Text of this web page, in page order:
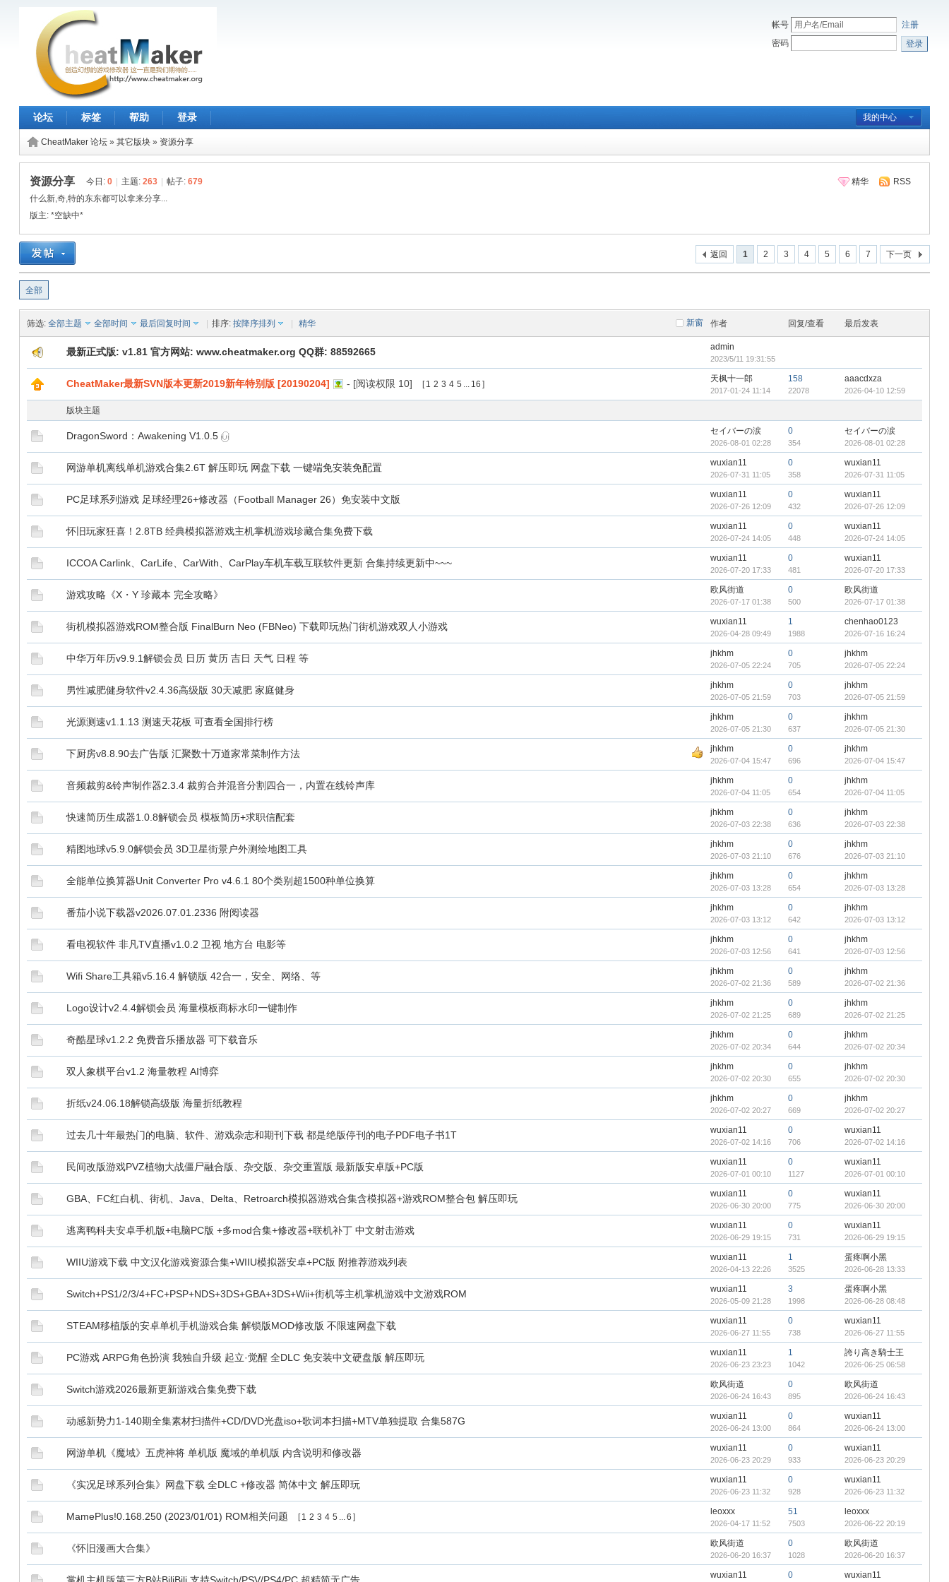
帐号
注册
密码
登录
我的中心
论坛 标签 帮助 登录
CheatMaker 论坛» 其它版块» 资源分享
精华 RSS
资源分享 今日: 0 主题: 263 帖子: 679
什么新,奇,特的东东都可以拿来分享...
版主: *空缺中*
返回 1 2 3 4 5 6 7 下一页
全部
新窗
筛选: 全部主题 全部时间 最后回复时间 排序: 按降序排列 精华 作者 回复/查看 最后发表
最新正式版: v1.81 官方网站: www.cheatmaker.org QQ群: 88592665 admin
2023/5/11 19:31:55
CheatMaker最新SVN版本更新2019新年特别版 [20190204] - [阅读权限 10] [ 1 2 3 4 5 ... 16 ]
天枫十一郎
2017-01-24 11:14
158
22078
aaacdxza
2026-04-10 12:59
版块主题
DragonSword：Awakening V1.0.5 セイバーの涙
2026-08-01 02:28
0
354
セイバーの涙
2026-08-01 02:28
网游单机离线单机游戏合集2.6T 解压即玩 网盘下载 一键端免安装免配置 wuxian11
2026-07-31 11:05
0
358
wuxian11
2026-07-31 11:05
PC足球系列游戏 足球经理26+修改器（Football Manager 26）免安装中文版 wuxian11
2026-07-26 12:09
0
432
wuxian11
2026-07-26 12:09
怀旧玩家狂喜！2.8TB 经典模拟器游戏主机掌机游戏珍藏合集免费下载 wuxian11
2026-07-24 14:05
0
448
wuxian11
2026-07-24 14:05
ICCOA Carlink、CarLife、CarWith、CarPlay车机车载互联软件更新 合集持续更新中~~~ wuxian11
2026-07-20 17:33
0
481
wuxian11
2026-07-20 17:33
游戏攻略《X・Y 珍藏本 完全攻略》 欧风街道
2026-07-17 01:38
0
500
欧风街道
2026-07-17 01:38
街机模拟器游戏ROM整合版 FinalBurn Neo (FBNeo) 下载即玩热门街机游戏双人小游戏 wuxian11
2026-04-28 09:49
1
1988
chenhao0123
2026-07-16 16:24
中华万年历v9.9.1解锁会员 日历 黄历 吉日 天气 日程 等 jhkhm
2026-07-05 22:24
0
705
jhkhm
2026-07-05 22:24
男性减肥健身软件v2.4.36高级版 30天减肥 家庭健身 jhkhm
2026-07-05 21:59
0
703
jhkhm
2026-07-05 21:59
光源测速v1.1.13 测速天花板 可查看全国排行榜 jhkhm
2026-07-05 21:30
0
637
jhkhm
2026-07-05 21:30
下厨房v8.8.90去广告版 汇聚数十万道家常菜制作方法 jhkhm
2026-07-04 15:47
0
696
jhkhm
2026-07-04 15:47
音频裁剪&铃声制作器2.3.4 裁剪合并混音分割四合一，内置在线铃声库 jhkhm
2026-07-04 11:05
0
654
jhkhm
2026-07-04 11:05
快速简历生成器1.0.8解锁会员 模板简历+求职信配套 jhkhm
2026-07-03 22:38
0
636
jhkhm
2026-07-03 22:38
精图地球v5.9.0解锁会员 3D卫星街景户外测绘地图工具 jhkhm
2026-07-03 21:10
0
676
jhkhm
2026-07-03 21:10
全能单位换算器Unit Converter Pro v4.6.1 80个类别超1500种单位换算 jhkhm
2026-07-03 13:28
0
654
jhkhm
2026-07-03 13:28
番茄小说下载器v2026.07.01.2336 附阅读器 jhkhm
2026-07-03 13:12
0
642
jhkhm
2026-07-03 13:12
看电视软件 非凡TV直播v1.0.2 卫视 地方台 电影等 jhkhm
2026-07-03 12:56
0
641
jhkhm
2026-07-03 12:56
Wifi Share工具箱v5.16.4 解锁版 42合一，安全、网络、等 jhkhm
2026-07-02 21:36
0
589
jhkhm
2026-07-02 21:36
Logo设计v2.4.4解锁会员 海量模板商标水印一键制作 jhkhm
2026-07-02 21:25
0
689
jhkhm
2026-07-02 21:25
奇酷星球v1.2.2 免费音乐播放器 可下载音乐 jhkhm
2026-07-02 20:34
0
644
jhkhm
2026-07-02 20:34
双人象棋平台v1.2 海量教程 AI博弈 jhkhm
2026-07-02 20:30
0
655
jhkhm
2026-07-02 20:30
折纸v24.06.18解锁高级版 海量折纸教程 jhkhm
2026-07-02 20:27
0
669
jhkhm
2026-07-02 20:27
过去几十年最热门的电脑、软件、游戏杂志和期刊下载 都是绝版停刊的电子PDF电子书1T wuxian11
2026-07-02 14:16
0
706
wuxian11
2026-07-02 14:16
民间改版游戏PVZ植物大战僵尸融合版、杂交版、杂交重置版 最新版安卓版+PC版 wuxian11
2026-07-01 00:10
0
1127
wuxian11
2026-07-01 00:10
GBA、FC红白机、街机、Java、Delta、Retroarch模拟器游戏合集含模拟器+游戏ROM整合包 解压即玩 wuxian11
2026-06-30 20:00
0
775
wuxian11
2026-06-30 20:00
逃离鸭科夫安卓手机版+电脑PC版 +多mod合集+修改器+联机补丁 中文射击游戏 wuxian11
2026-06-29 19:15
0
731
wuxian11
2026-06-29 19:15
WIIU游戏下载 中文汉化游戏资源合集+WIIU模拟器安卓+PC版 附推荐游戏列表 wuxian11
2026-04-13 22:26
1
3525
蛋疼啊小黑
2026-06-28 13:33
Switch+PS1/2/3/4+FC+PSP+NDS+3DS+GBA+3DS+Wii+街机等主机掌机游戏中文游戏ROM wuxian11
2026-05-09 21:28
3
1998
蛋疼啊小黑
2026-06-28 08:48
STEAM移植版的安卓单机手机游戏合集 解锁版MOD修改版 不限速网盘下载 wuxian11
2026-06-27 11:55
0
738
wuxian11
2026-06-27 11:55
PC游戏 ARPG角色扮演 我独自升级 起立·觉醒 全DLC 免安装中文硬盘版 解压即玩 wuxian11
2026-06-23 23:23
1
1042
誇り高き騎士王
2026-06-25 06:58
Switch游戏2026最新更新游戏合集免费下载 欧风街道
2026-06-24 16:43
0
895
欧风街道
2026-06-24 16:43
动感新势力1-140期全集素材扫描件+CD/DVD光盘iso+歌词本扫描+MTV单独提取 合集587G wuxian11
2026-06-24 13:00
0
864
wuxian11
2026-06-24 13:00
网游单机《魔域》五虎神将 单机版 魔域的单机版 内含说明和修改器 wuxian11
2026-06-23 20:29
0
933
wuxian11
2026-06-23 20:29
《实况足球系列合集》网盘下载 全DLC +修改器 简体中文 解压即玩 wuxian11
2026-06-23 11:32
0
928
wuxian11
2026-06-23 11:32
MamePlus!0.168.250 (2023/01/01) ROM相关问题 [ 1 2 3 4 5 ...6 ]
leoxxx
2026-04-17 11:52
51
7503
leoxxx
2026-06-22 20:19
《怀旧漫画大合集》 欧风街道
2026-06-20 16:37
0
1028
欧风街道
2026-06-20 16:37
wuxian11 0 wuxian11